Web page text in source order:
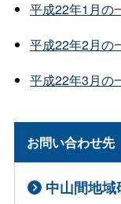
平成22年1月の
平成22年2月の
平成22年3月の
お問い合わせ先
中山間地